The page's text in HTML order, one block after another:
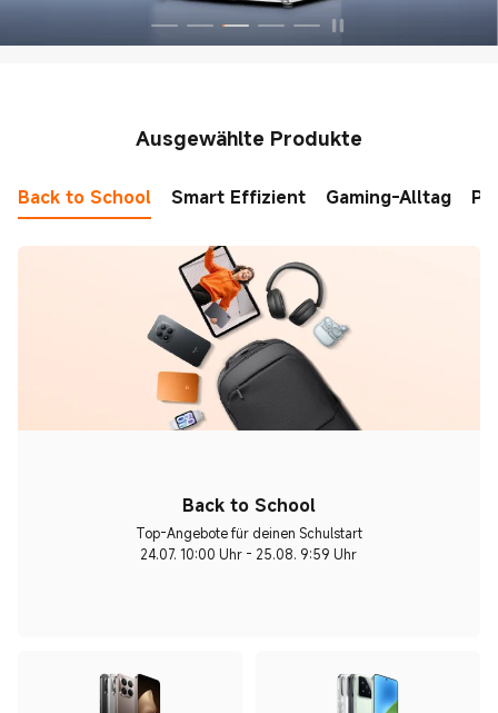
Ausgewählte Produkte
Back to School Smart Effizient Gaming-Alltag
Back to School
Top-Angebote für deinen Schulstart
24.07. 10:00 Uhr - 25.08. 9:59 Uhr